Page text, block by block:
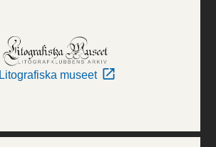
Litografiska museet